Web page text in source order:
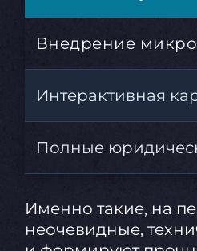
Внедрение
Интерактивная
Полные
Именно такие, на
неочевидные,